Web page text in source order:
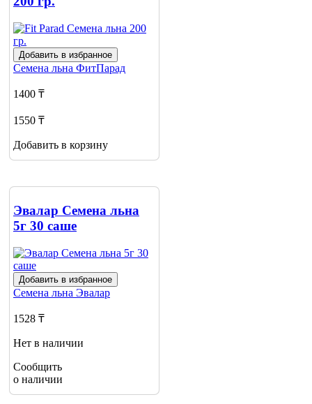
Добавить в избранное
Семена льна ФитПарад
1400 ₸
1550 ₸
Добавить в корзину
Эвалар Семена льна
5г 30 саше
Добавить в избранное
Семена льна Эвалар
1528 ₸
Нет в наличии
Сообщить
о наличии